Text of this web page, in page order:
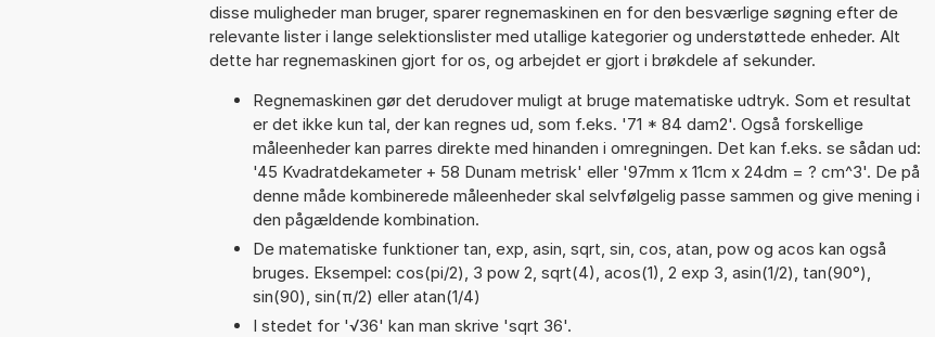
disse muligheder man bruger, sparer regnemaskinen en for den besværlige søgning efter de
relevante lister i lange selektionslister med utallige kategorier og understøttede enheder. Alt
dette har regnemaskinen gjort for os, og arbejdet er gjort i brøkdele af sekunder.
Regnemaskinen gør det derudover muligt at bruge matematiske udtryk. Som et resultat
er det ikke kun tal, der kan regnes ud, som f.eks. '71 * 84 dam2'. Også forskellige
måleenheder kan parres direkte med hinanden i omregningen. Det kan f.eks. se sådan ud:
'45 Kvadratdekameter + 58 Dunam metrisk' eller '97mm x 11cm x 24dm = ? cm^3'. De på
denne måde kombinerede måleenheder skal selvfølgelig passe sammen og give mening i
den pågældende kombination.
De matematiske funktioner tan, exp, asin, sqrt, sin, cos, atan, pow og acos kan også
bruges. Eksempel: cos(pi/2), 3 pow 2, sqrt(4), acos(1), 2 exp 3, asin(1/2), tan(90°),
sin(90), sin(π/2) eller atan(1/4)
I stedet for '√36' kan man skrive 'sqrt 36'.